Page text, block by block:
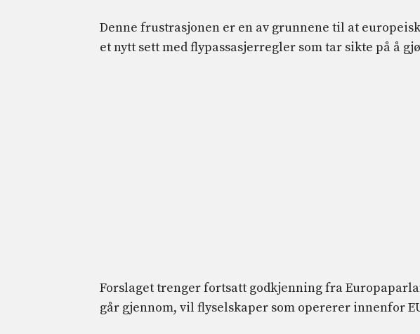
Denne frustrasjonen er en av grunnene til at
et nytt sett med flypassasjerregler som tar sikte på å
Forslaget trenger fortsatt godkjenning fra
går gjennom, vil flyselskaper som opererer innenfor